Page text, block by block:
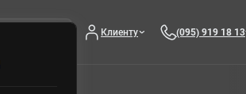
Клиенту (095) 919 18 13